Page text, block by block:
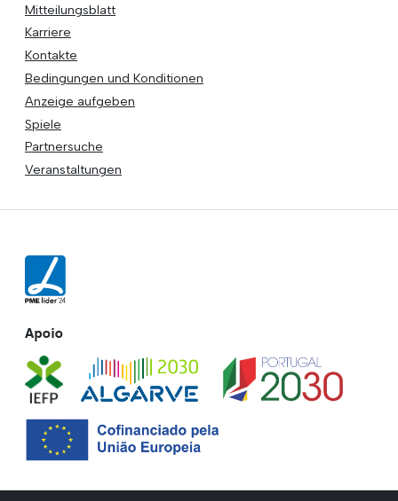
Mitteilungsblatt
Karriere
Kontakte
Bedingungen und Konditionen
Anzeige aufgeben
Spiele
Partnersuche
Veranstaltungen
Apoio